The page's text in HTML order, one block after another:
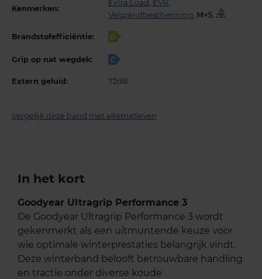
Kenmerken:
Extra Load EVR
Velgrandbescherming
,
Brandstofefficiëntie: B
Grip op nat wegdek: C
Extern geluid: 72dB
Vergelijk deze band met alternatieven
In het kort
Goodyear Ultragrip Performance 3
De Goodyear Ultragrip Performance 3 wordt
gekenmerkt als een uitmuntende keuze voor
wie optimale winterprestaties belangrijk vindt.
Deze winterband belooft betrouwbare handling
en tractie onder diverse koude